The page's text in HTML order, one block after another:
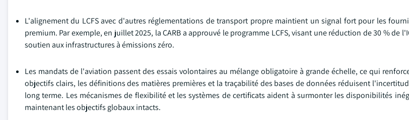
L'alignement du LCFS avec d'autres réglementations de transport propre maintient un signal fort pour les
premium. Par exemple, en juillet 2025, la CARB a approuvé le programme LCFS, visant une réduction de 30 % de
soutien aux infrastructures à émissions zéro.
Les mandats de l'aviation passent des essais volontaires au mélange obligatoire à grande échelle, ce qui
objectifs clairs, les définitions des matières premières et la traçabilité des bases de données réduisent
long terme. Les mécanismes de flexibilité et les systèmes de certificats aident à surmonter les disponibilités
maintenant les objectifs globaux intacts.